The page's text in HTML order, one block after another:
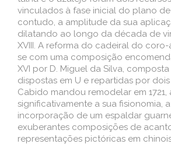
vinculados à fase inicial do plano
contudo, a amplitude da sua
dilatando ao longo da década de
XVIII. A reforma do cadeiral do
se com uma composição
XVI por D. Miguel da Silva,
dispostas em U e repartidas por
Cabido mandou remodelar em
significativamente a sua fisionomia,
incorporação de um espaldar
exuberantes composições de
representações pictóricas em